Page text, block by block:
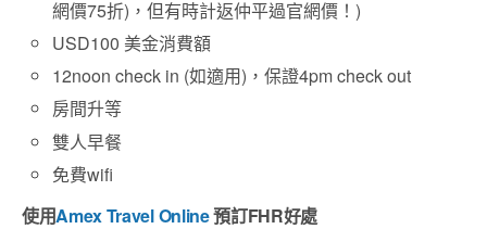
網價75折)，但有時計返仲平過官網價！)
USD100 美金消費額
12noon check in (如適用)，保證4pm check out
房間升等
雙人早餐
免費wifi
使用Amex Travel Online預訂FHR好處